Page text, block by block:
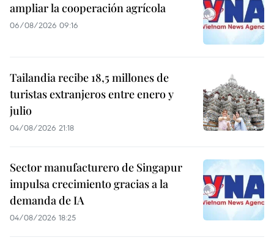
ampliar la cooperación agrícola
06/08/2026 09:16
Tailandia recibe 18,5 millones de
turistas extranjeros entre enero y
julio
04/08/2026 21:18
Sector manufacturero de Singapur
impulsa crecimiento gracias a la
demanda de IA
04/08/2026 18:25